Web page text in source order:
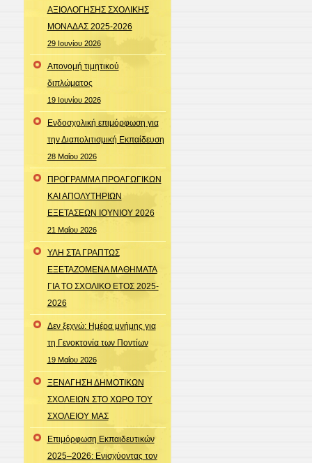
ΑΞΙΟΛΟΓΗΣΗΣ ΣΧΟΛΙΚΗΣ
ΜΟΝΑΔΑΣ 2025-2026
29 Ιουνίου 2026
Απονομή τιμητικού
διπλώματος
19 Ιουνίου 2026
Ενδοσχολική επιμόρφωση για
την Διαπολιτισμική Εκπαίδευση
28 Μαΐου 2026
ΠΡΟΓΡΑΜΜΑ ΠΡΟΑΓΩΓΙΚΩΝ
ΚΑΙ ΑΠΟΛΥΤΗΡΙΩΝ
ΕΞΕΤΑΣΕΩΝ ΙΟΥΝΙΟΥ 2026
21 Μαΐου 2026
ΥΛΗ ΣΤΑ ΓΡΑΠΤΩΣ
ΕΞΕΤΑΖΟΜΕΝΑ ΜΑΘΗΜΑΤΑ
ΓΙΑ ΤΟ ΣΧΟΛΙΚΟ ΕΤΟΣ 2025-
2026
Δεν ξεχνώ: Ημέρα μνήμης για
τη Γενοκτονία των Ποντίων
19 Μαΐου 2026
ΞΕΝΑΓΗΣΗ ΔΗΜΟΤΙΚΩΝ
ΣΧΟΛΕΙΩΝ ΣΤΟ ΧΩΡΟ ΤΟΥ
ΣΧΟΛΕΙΟΥ ΜΑΣ
Επιμόρφωση Εκπαιδευτικών
2025–2026: Ενισχύοντας τον